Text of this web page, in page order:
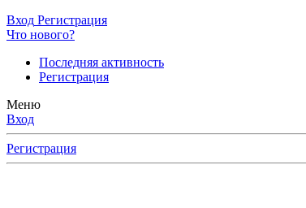
Вход Регистрация
Что нового?
Последняя активность
Регистрация
Меню
Вход
Регистрация